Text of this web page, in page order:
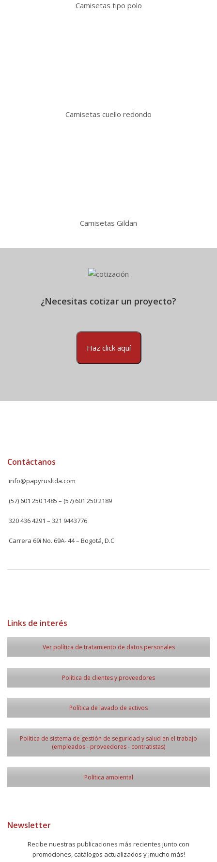
Camisetas tipo polo
Camisetas cuello redondo
Camisetas Gildan
¿Necesitas cotizar un proyecto?
Haz click aquí
Contáctanos
info@papyrusltda.com
(57) 601 250 1485 – (57) 601 250 2189
320 436 4291 – 321 9443776
Carrera 69i No. 69A- 44 – Bogotá, D.C
Links de interés
Ver política de tratamiento de datos personales
Política de clientes y proveedores
Política de lavado de activos
Política de sistema de gestión de seguridad y salud en el trabajo
(empleados - proveedores - contratistas)
Política ambiental
Newsletter
Recibe nuestras publicaciones más recientes junto con
promociones, catálogos actualizados y ¡mucho más!